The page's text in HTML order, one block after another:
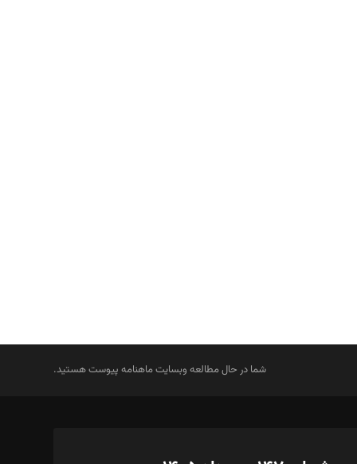
شما در حال مطالعه وبسایت ماهنامه پیوست هستید.